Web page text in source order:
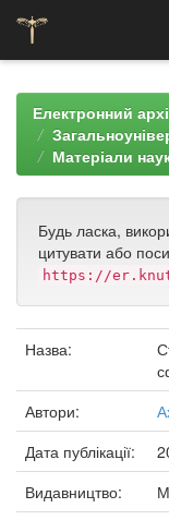
navigationЕлектронний
Матеріали
Будь ласка,
цитувати або
https://
Назва:
Автори:
Дата публікації:
Видавництво: